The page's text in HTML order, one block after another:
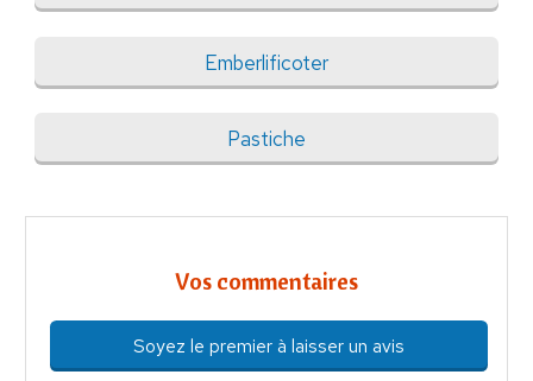
Emberlificoter
Pastiche
Vos commentaires
Soyez le premier à laisser un avis